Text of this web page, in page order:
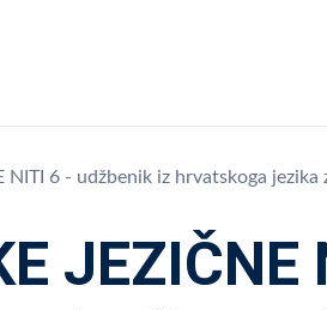
NITI 6 - udžbenik iz hrvatskoga